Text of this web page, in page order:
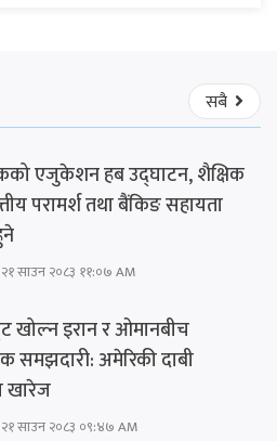
सबै
एजुकेशन हब उद्घाटन, शैक्षिक
परामर्श तथा बैंकिङ सहायता
२१ साउन २०८३ ११:०७ AM
खोल्न इरान र ओमानबीच
समझदारी: अमेरिकी दाबी
खारेज
२१ साउन २०८३ ०९:४७ AM